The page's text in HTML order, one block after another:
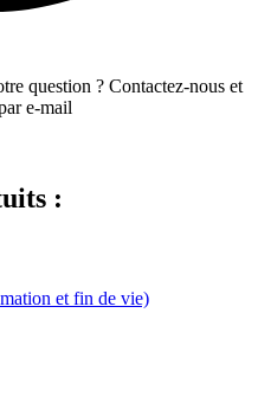
question ? Contactez-nous et
e-mail
:
et fin de vie)